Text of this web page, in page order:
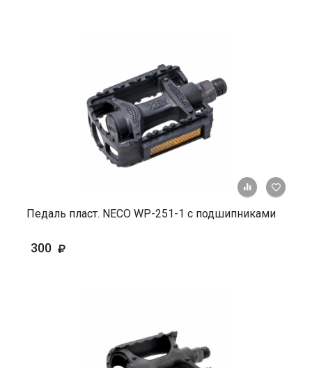
+ К
Педаль пласт. NECO WP-251-1 с подшипниками
300